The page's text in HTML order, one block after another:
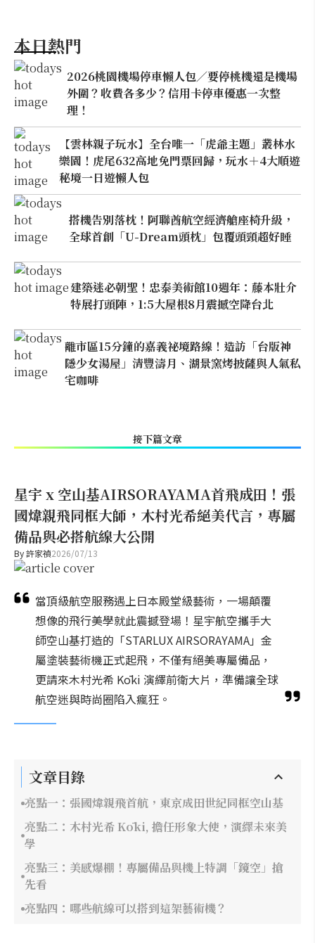
本日熱門
2026桃園機場停車懶人包／要停桃機還是機場
外圍？收費各多少？信用卡停車優惠一次整
理！
【雲林親子玩水】全台唯一「虎爺主題」叢林水
樂園！虎尾632高地免門票回歸，玩水＋4大順遊
秘境一日遊懶人包
搭機告別落枕！阿聯酋航空經濟艙座椅升級，
全球首創「U-Dream頭枕」包覆頭頸超好睡
建築迷必朝聖！忠泰美術館10週年：藤本壯介
特展打頭陣，1:5大屋根8月震撼空降台北
離市區15分鐘的嘉義祕境路線！造訪「台版神
隱少女湯屋」清豐濤月、湖景窯烤披薩與人氣私
宅咖啡
接下篇文章
星宇 x 空山基AIRSORAYAMA首飛成田！張
國煒親飛同框大師，木村光希絕美代言，專屬
備品與必搭航線大公開
By許家禎2026/07/13
當頂級航空服務遇上日本殿堂級藝術，一場顛覆
想像的飛行美學就此震撼登場！星宇航空攜手大
師空山基打造的「STARLUX AIRSORAYAMA」金
屬塗裝藝術機正式起飛，不僅有絕美專屬備品，
更請來木村光希 Kōki 演繹前衛大片，準備讓全球
航空迷與時尚圈陷入瘋狂。
文章目錄
亮點一：張國煒親飛首航，東京成田世紀同框空山基
亮點二：木村光希 Kōki, 擔任形象大使，演繹未來美
學
亮點三：美感爆棚！專屬備品與機上特調「鏡空」搶
先看
亮點四：哪些航線可以搭到這架藝術機？